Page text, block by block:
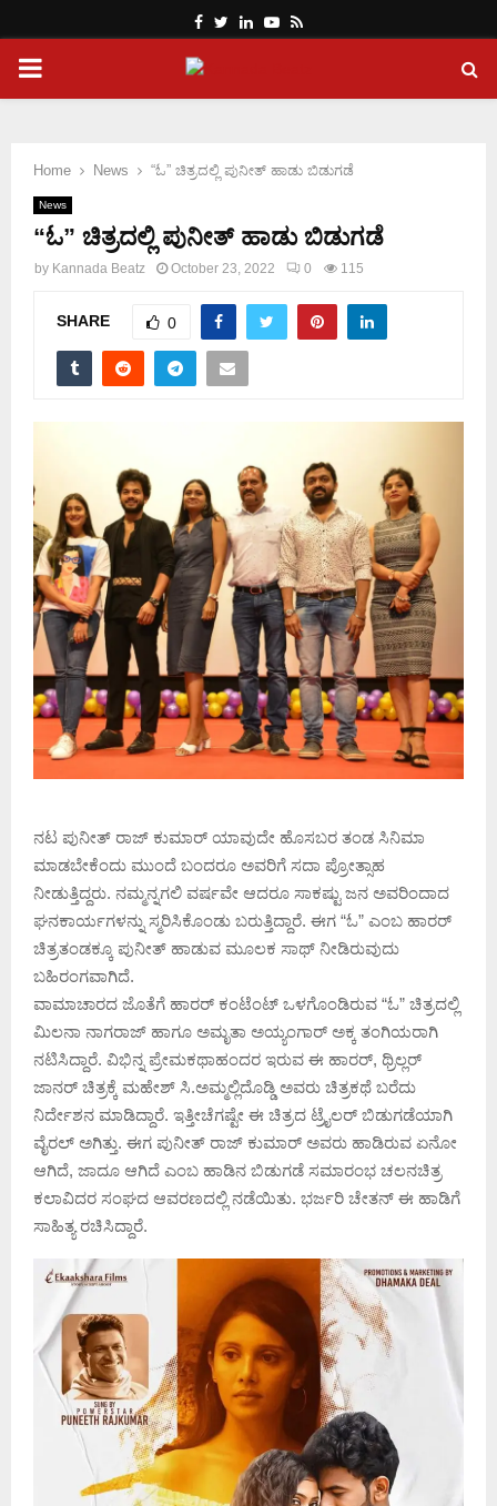
Facebook
Twitter
LinkedinYoutube
Rss
PRIMARY
Home News “ಓ” ಚಿತ್ರದಲ್ಲಿ ಪುನೀತ್ ಹಾಡು ಬಿಡುಗಡೆ
News
“ಓ” ಚಿತ್ರದಲ್ಲಿ ಪುನೀತ್ ಹಾಡು ಬಿಡುಗಡೆ
by Kannada Beatz October 23, 2022 0 115
SHARE 0
ನಟ ಪುನೀತ್ ರಾಜ್ ಕುಮಾರ್ ಯಾವುದೇ ಹೊಸಬರ ತಂಡ ಸಿನಿಮಾ
ಮಾಡಬೇಕೆಂದು ಮುಂದೆ ಬಂದರೂ ಅವರಿಗೆ ಸದಾ ಪ್ರೋತ್ಸಾಹ
ನೀಡುತ್ತಿದ್ದರು. ನಮ್ಮನ್ನಗಲಿ ವರ್ಷವೇ ಆದರೂ ಸಾಕಷ್ಟು ಜನ ಅವರಿಂದಾದ
ಘನಕಾರ್ಯಗಳನ್ನು ಸ್ಮರಿಸಿಕೊಂಡು ಬರುತ್ತಿದ್ದಾರೆ. ಈಗ “ಓ” ಎಂಬ ಹಾರರ್
ಚಿತ್ರತಂಡಕ್ಕೂ ಪುನೀತ್ ಹಾಡುವ ಮೂಲಕ ಸಾಥ್ ನೀಡಿರುವುದು
ಬಹಿರಂಗವಾಗಿದೆ.
ವಾಮಾಚಾರದ ಜೊತೆಗೆ ಹಾರರ್ ಕಂಟೆಂಟ್ ಒಳಗೊಂಡಿರುವ “ಓ” ಚಿತ್ರದಲ್ಲಿ
ಮಿಲನಾ ನಾಗರಾಜ್ ಹಾಗೂ ಅಮೃತಾ ಅಯ್ಯಂಗಾರ್ ಅಕ್ಕ ತಂಗಿಯರಾಗಿ
ನಟಿಸಿದ್ದಾರೆ. ವಿಭಿನ್ನ ಪ್ರೇಮಕಥಾಹಂದರ ಇರುವ ಈ ಹಾರರ್, ಥ್ರಿಲ್ಲರ್
ಜಾನರ್ ಚಿತ್ರಕ್ಕೆ ಮಹೇಶ್ ಸಿ.ಅಮ್ಮಲ್ಲಿದೊಡ್ಡಿ ಅವರು ಚಿತ್ರಕಥೆ ಬರೆದು
ನಿರ್ದೇಶನ ಮಾಡಿದ್ದಾರೆ. ಇತ್ತೀಚೆಗಷ್ಟೇ ಈ ಚಿತ್ರದ ಟ್ರೈಲರ್ ಬಿಡುಗಡೆಯಾಗಿ
ವೈರಲ್ ಅಗಿತ್ತು. ಈಗ ಪುನೀತ್ ರಾಜ್ ಕುಮಾರ್ ಅವರು ಹಾಡಿರುವ ಏನೋ
ಆಗಿದೆ, ಜಾದೂ ಆಗಿದೆ ಎಂಬ ಹಾಡಿನ ಬಿಡುಗಡೆ ಸಮಾರಂಭ ಚಲನಚಿತ್ರ
ಕಲಾವಿದರ ಸಂಘದ ಆವರಣದಲ್ಲಿ ನಡೆಯಿತು. ಭರ್ಜರಿ ಚೇತನ್ ಈ ಹಾಡಿಗೆ
ಸಾಹಿತ್ಯ ರಚಿಸಿದ್ದಾರೆ.